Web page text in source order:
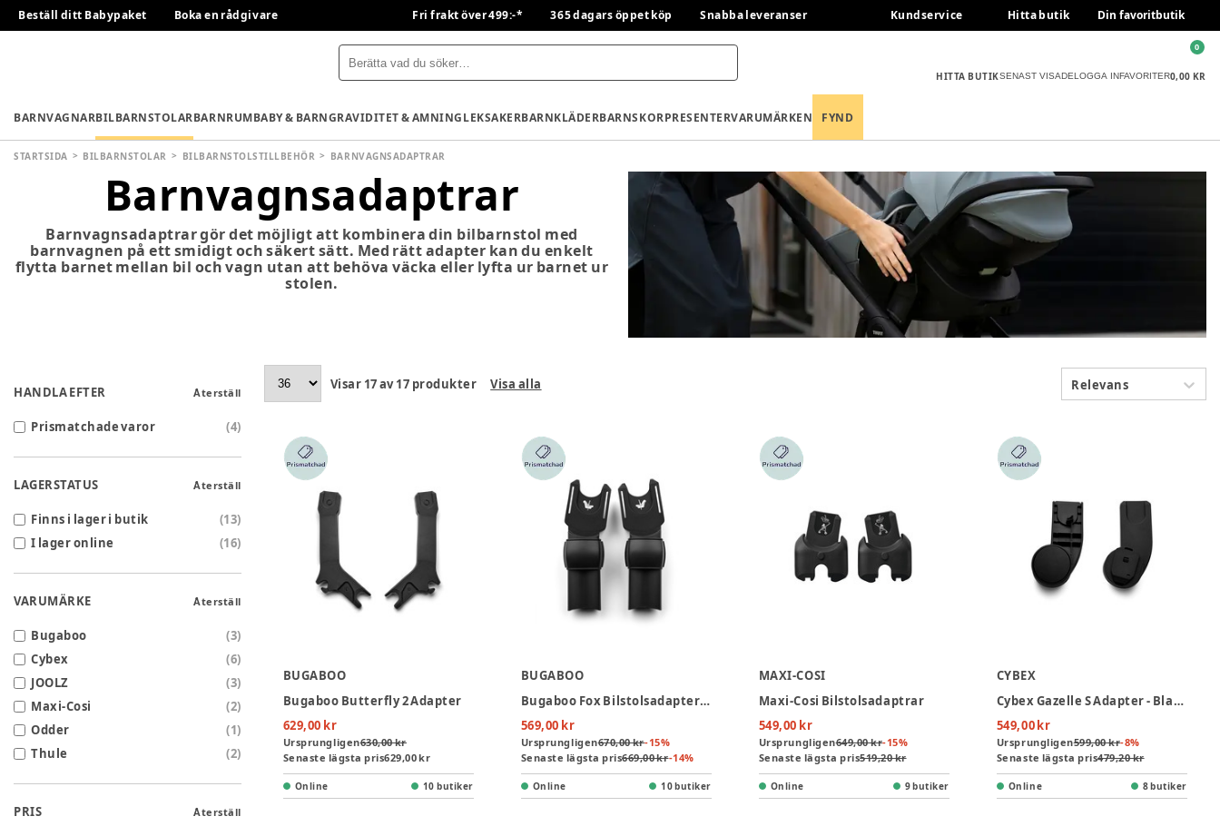
Beställ ditt Babypaket Boka en rådgivare Fri frakt över 499:-* 365 dagars öppet köp Snabba leveranser Kundservice Hitta butik Din favoritbutik
HITTA BUTIKSENAST VISADELOGGA INFAVORITER0,00 KR
0
BARNVAGNARBILBARNSTOLARBARNRUMBABY & BARNGRAVIDITET & AMNINGLEKSAKERBARNKLÄDERBARNSKORPRESENTERVARUMÄRKEN FYND
STARTSIDA BILBARNSTOLAR BILBARNSTOLSTILLBEHÖR BARNVAGNSADAPTRAR
Barnvagnsadaptrar
Barnvagnsadaptrar gör det möjligt att kombinera din bilbarnstol med
barnvagnen på ett smidigt och säkert sätt. Med rätt adapter kan du enkelt
flytta barnet mellan bil och vagn utan att behöva väcka eller lyfta ur barnet ur
stolen.
HANDLA EFTER Återställ
Prismatchade varor (4)
LAGERSTATUS Återställ
Finns i lager i butik (13)
I lager online
(16)
VARUMÄRKE Återställ
Bugaboo (3)
Cybex
(6)
JOOLZ
(3)
Maxi-Cosi
(2)
Odder
(1)
Thule
(2)
PRIS Återställ
Visar 17av17 produkter Visa alla Relevans
BUGABOO
Bugaboo Butterfly 2 Adapter
629,00 kr
Ursprungligen630,00 kr
Senaste lägsta pris629,00 kr
Online 10 butiker
BUGABOO
Bugaboo Fox Bilstolsadapter - Black
569,00 kr
Ursprungligen670,00 kr-15%
Senaste lägsta pris669,00 kr-14%
Online 10 butiker
MAXI-COSI
Maxi-Cosi Bilstolsadaptrar
549,00 kr
Ursprungligen649,00 kr-15%
Senaste lägsta pris519,20 kr
Online 9 butiker
CYBEX
Cybex Gazelle S Adapter - Black
549,00 kr
Ursprungligen599,00 kr-8%
Senaste lägsta pris479,20 kr
Online 8 butiker